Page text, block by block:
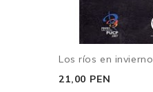
Los ríos en invierno
21,00 PEN